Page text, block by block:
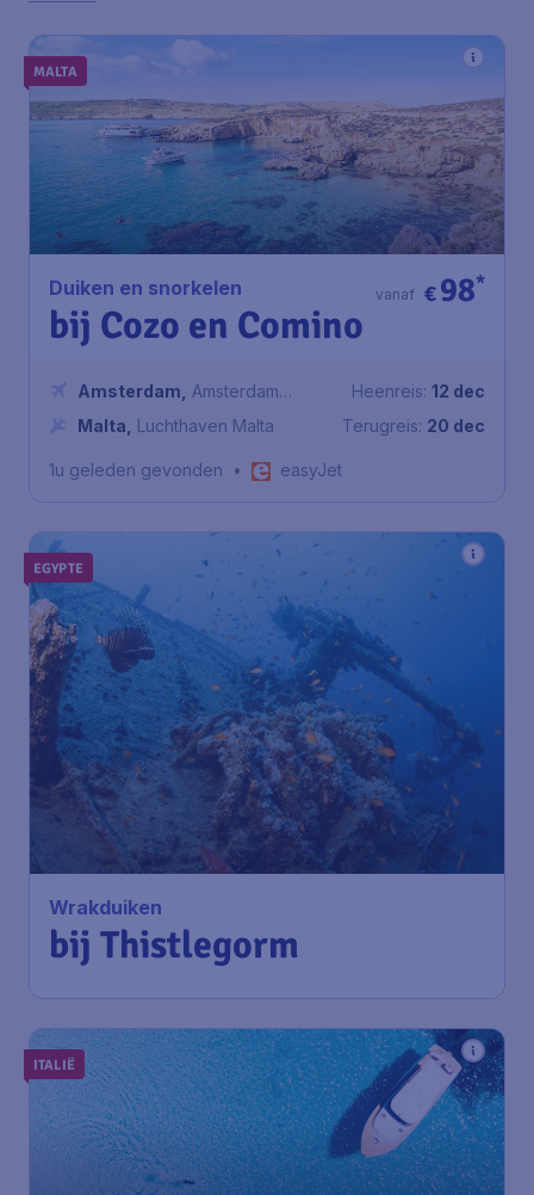
MALTA
Duiken en snorkelen
bij Cozo en Comino
€98*
vanaf
Amsterdam
Amsterdam
Airport Schiphol
Malta Luchthaven Malta
Heenreis: 12 dec
Terugreis: 20 dec
1u geleden gevonden • easyJet
EGYPTE
Wrakduiken
bij Thistlegorm
197*
vanaf
Airport Schiphol
Luchthaven Caïro Internationaal
1u geleden gevonden •
ITALIË